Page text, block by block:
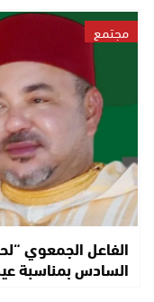
مجتمع
الفاعل الجمعوي
السادس بمناسبة